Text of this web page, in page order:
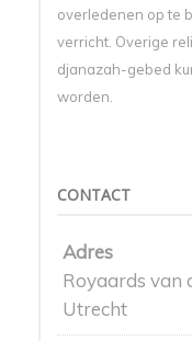
overledenen op te
verricht. Overige
djanazah-gebed
worden.
CONTACT
Adres
Royaards van
Utrecht